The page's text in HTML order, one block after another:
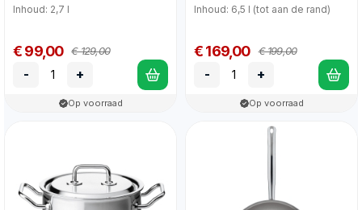
Inhoud: 2,7 l
€ 99,00 € 129,00
- +
Op voorraad
Inhoud: 6,5 l (tot aan de rand)
€ 169,00 € 199,00
- +
Op voorraad